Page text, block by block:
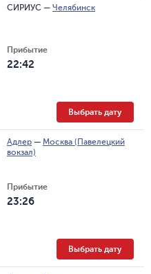
СИРИУС — Челябинск
Прибытие
22:42
Выбрать дату
Адлер — Москва (Павелецкий
вокзал)
Прибытие
23:26
Выбрать дату